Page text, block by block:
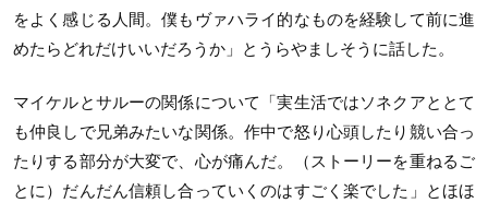
をよく感じる人間。僕もヴァハライ的なものを経験して前に進
めたらどれだけいいだろうか」とうらやましそうに話した。
マイケルとサルーの関係について「実生活ではソネクアととて
も仲良しで兄弟みたいな関係。作中で怒り心頭したり競い合っ
たりする部分が大変で、心が痛んだ。（ストーリーを重ねるご
とに）だんだん信頼し合っていくのはすごく楽でした」とほほ